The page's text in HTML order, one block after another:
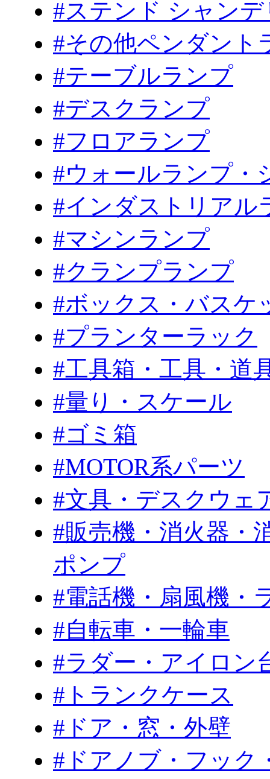
#ステンド シャン
#その他ペンダント
#テーブルランプ
#デスクランプ
#フロアランプ
#ウォールランプ・
#インダストリアル
#マシンランプ
#クランプランプ
#ボックス・バスケ
#プランターラック
#工具箱・工具・道
#量り・スケール
#ゴミ箱
#MOTOR系パーツ
#文具・デスクウェ
#販売機・消火器・
ポンプ
#電話機・扇風機・
#自転車・一輪車
#ラダー・アイロン
#トランクケース
#ドア・窓・外壁
#ドアノブ・フック